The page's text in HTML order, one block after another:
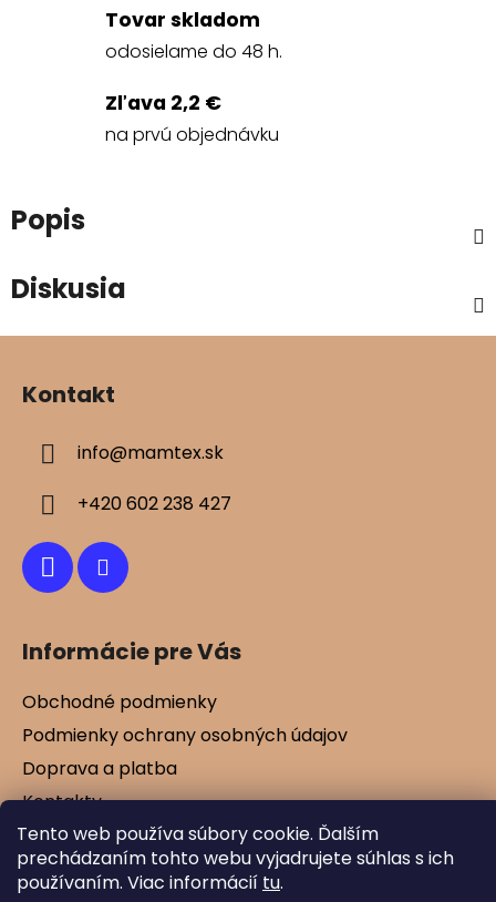
Tento web používa súbory cookie. Ďalším
prechádzaním tohto webu vyjadrujete súhlas s ich
používaním. Viac informácií tu.
Tovar skladom
odosielame do 48 h.
Zľava 2,2 €
na prvú objednávku
Popis
Diskusia
Z
Kontakt
info@mamtex.sk
+420 602 238 427
Informácie pre Vás
Obchodné podmienky
Podmienky ochrany osobných údajov
Doprava a platba
Kontakty
Vernostné zľavy
Blog